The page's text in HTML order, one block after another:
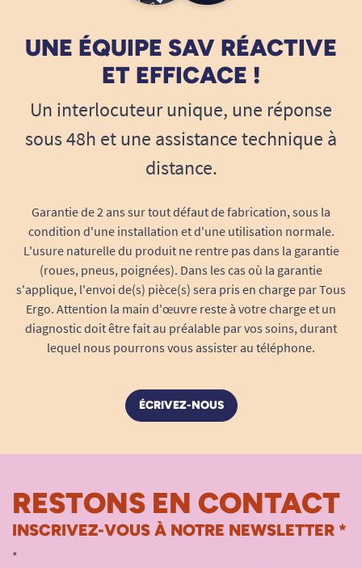
UNE ÉQUIPE SAV RÉACTIVE
ET EFFICACE !
Un interlocuteur unique, une réponse
sous 48h et une assistance technique à
distance.
Garantie de 2 ans sur tout défaut de fabrication, sous la
condition d'une installation et d'une utilisation normale.
L'usure naturelle du produit ne rentre pas dans la garantie
(roues, pneus, poignées). Dans les cas où la garantie
s'applique, l'envoi de(s) pièce(s) sera pris en charge par Tous
Ergo. Attention la main d'œuvre reste à votre charge et un
diagnostic doit être fait au préalable par vos soins, durant
lequel nous pourrons vous assister au téléphone.
ÉCRIVEZ-NOUS
RESTONS EN CONTACT
INSCRIVEZ-VOUS À NOTRE NEWSLETTER *
*